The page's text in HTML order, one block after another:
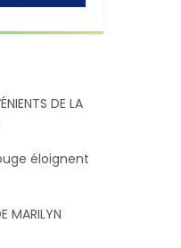
DE LA
éloignent
MARILYN